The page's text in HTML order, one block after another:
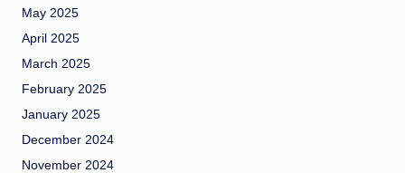
May 2025
April 2025
March 2025
February 2025
January 2025
December 2024
November 2024